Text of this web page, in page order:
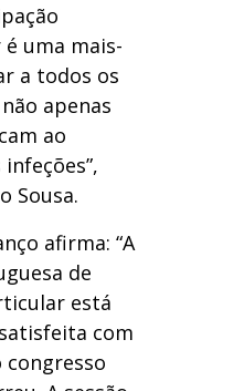
uma mais-
a todos os
apenas
ao
Sousa.
afirma: “A
de
está
com